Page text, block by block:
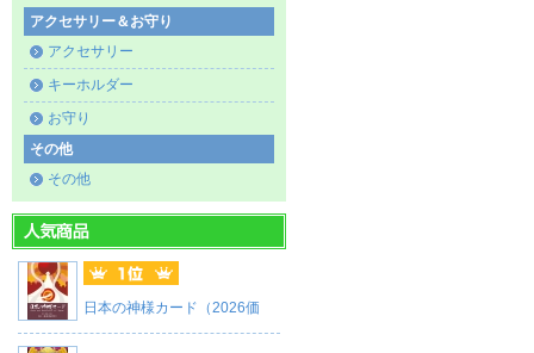
アクセサリー＆お守り
アクセサリー
キーホルダー
お守り
その他
その他
日本の神様カード（2026価